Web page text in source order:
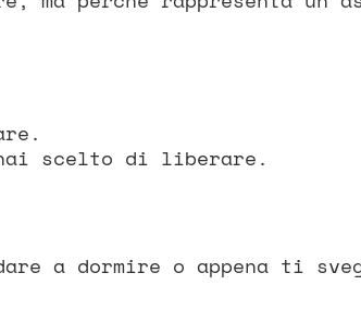
scelto di liberare.
a dormire o appena ti